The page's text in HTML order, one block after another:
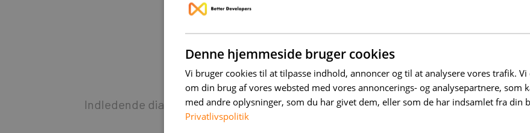
dig netop dér, hvor du er. Du vil derfor opleve, at alle vores
teknologier, så de kan give dig mest værdi.
Indledende dialog og opstartsmøde Udviklingsplan og estimat Projekt
Denne hjemmeside bruger cookies
Vi bruger cookies til at tilpasse indhold, annoncer og til at analysere vores trafik.
om din brug af vores websted med vores annoncerings- og analysepartnere, som
med andre oplysninger, som du har givet dem, eller som de har indsamlet fra din
Privatlivspolitik